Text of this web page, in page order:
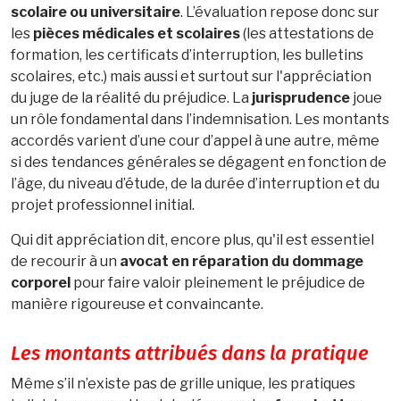
scolaire ou universitaire. L’évaluation repose donc sur
les pièces médicales et scolaires(les attestations de
formation, les certificats d’interruption, les bulletins
scolaires, etc.) mais aussi et surtout sur l'appréciation
du juge de la réalité du préjudice. La jurisprudence joue
un rôle fondamental dans l’indemnisation. Les montants
accordés varient d’une cour d’appel à une autre, même
si des tendances générales se dégagent en fonction de
l’âge, du niveau d’étude, de la durée d’interruption et du
projet professionnel initial.
Qui dit appréciation dit, encore plus, qu'il est essentiel
de recourir à un avocat en réparation du dommage
corporel pour faire valoir pleinement le préjudice de
manière rigoureuse et convaincante.
Les montants attribués dans la pratique
Même s’il n’existe pas de grille unique, les pratiques